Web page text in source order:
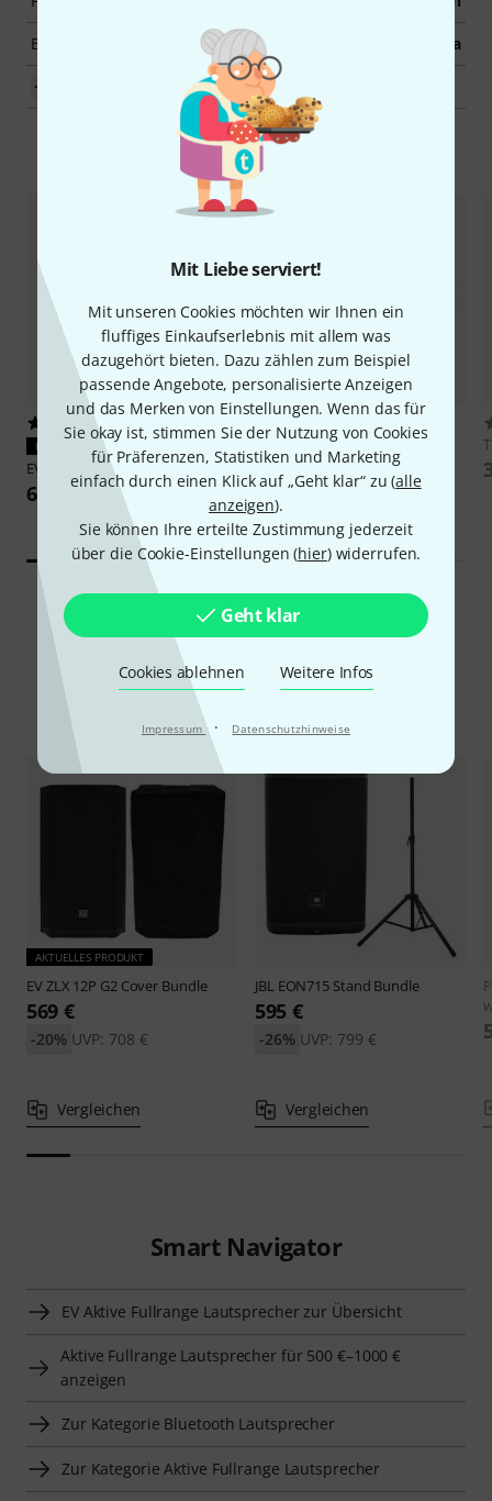
Mit Liebe serviert!
Mit unseren Cookies möchten wir Ihnen ein
fluffiges Einkaufserlebnis mit allem was
dazugehört bieten. Dazu zählen zum Beispiel
passende Angebote, personalisierte Anzeigen
und das Merken von Einstellungen. Wenn das für
Sie okay ist, stimmen Sie der Nutzung von Cookies
für Präferenzen, Statistiken und Marketing
einfach durch einen Klick auf „Geht klar“ zu (alle
anzeigen).
Sie können Ihre erteilte Zustimmung jederzeit
über die Cookie-Einstellungen (hier) widerrufen.
Geht klar
Cookies ablehnen Weitere Infos
Impressum · Datenschutzhinweise
Effekt Ja
Zubehör & passende Artikel
PASST GARANTIERT
EV Bracket Pole L
64 €
PASST GARANTIERT
EV ZLX G2 Bracket
114 €
Alternativen vergleichen
AKTUELLES PRODUKT
EV ZLX 12P G2 Cover Bundle
569 €
UVP: 708 €
-20%
Vergleichen
JBL EON715 Stand Bundle
595 €
UVP: 799 €
-26%
Vergleichen
Smart Navigator
EV Aktive Fullrange Lautsprecher zur Übersicht
Aktive Fullrange Lautsprecher für 500 €–1000 €
anzeigen
Zur Kategorie Bluetooth Lautsprecher
Zur Kategorie Aktive Fullrange Lautsprecher